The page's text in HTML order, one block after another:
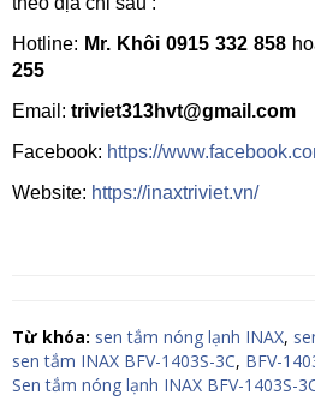
Hotline: Mr. Khôi 0915 332 858
255
Email: triviet313hvt@gmail.com
Facebook: https://
Website: https://inaxtriviet.vn/
Từ khóa: sen tắm nóng lạnh INAX,
sen tắm INAX BFV-1403S-3C, BFV-
Sen tắm nóng lạnh INAX BFV-1403S-